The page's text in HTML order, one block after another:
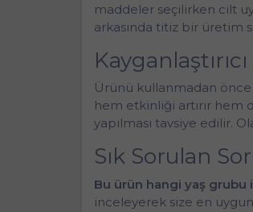
maddeler seçilirken cilt
arkasında titiz bir üretim
Ürünü kullanmadan
hem etkinliği artırır hem
yapılması tavsiye edilir.
Sık Sorulan
Bu ürün hangi yaş grubu
inceleyerek size en